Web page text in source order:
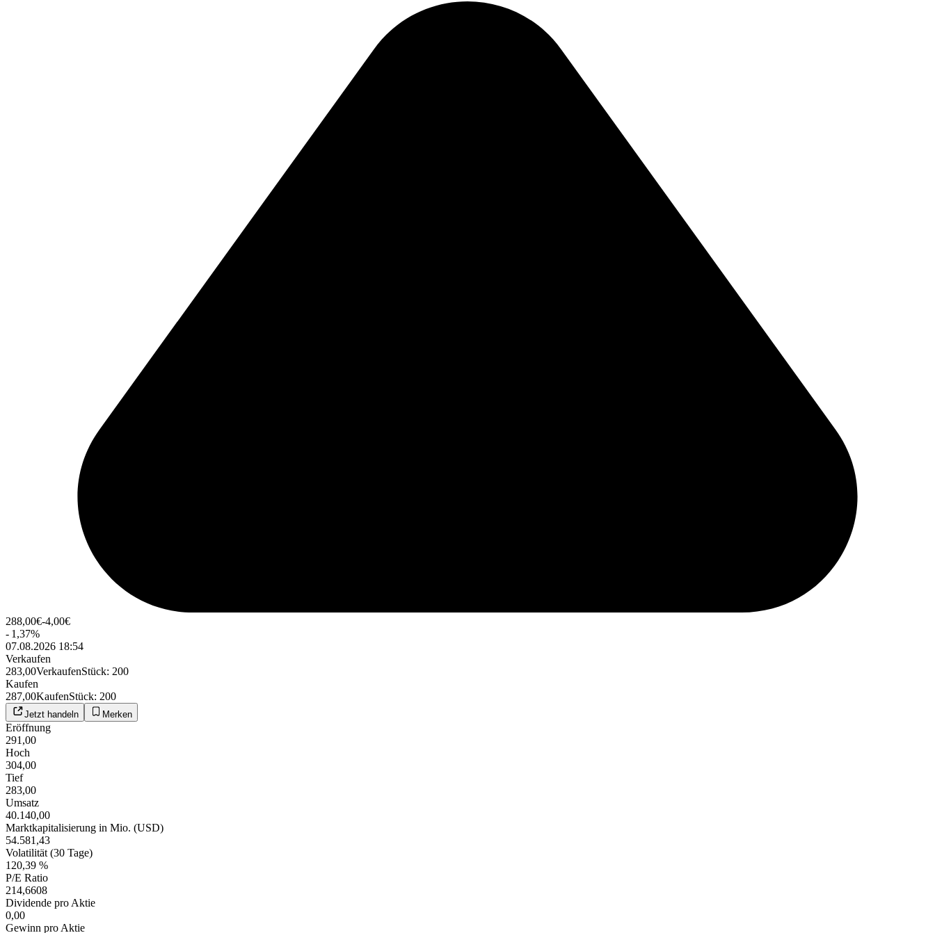
288,00€-4,00€
- 1,37%
07.08.2026 18:54
Verkaufen
283,00VerkaufenStück: 200
Kaufen
287,00KaufenStück: 200
Jetzt handeln Merken
Eröffnung
291,00
Hoch
304,00
Tief
283,00
Umsatz
40.140,00
Marktkapitalisierung in Mio. (USD)
54.581,43
Volatilität (30 Tage)
120,39 %
P/E Ratio
214,6608
Dividende pro Aktie
0,00
Gewinn pro Aktie